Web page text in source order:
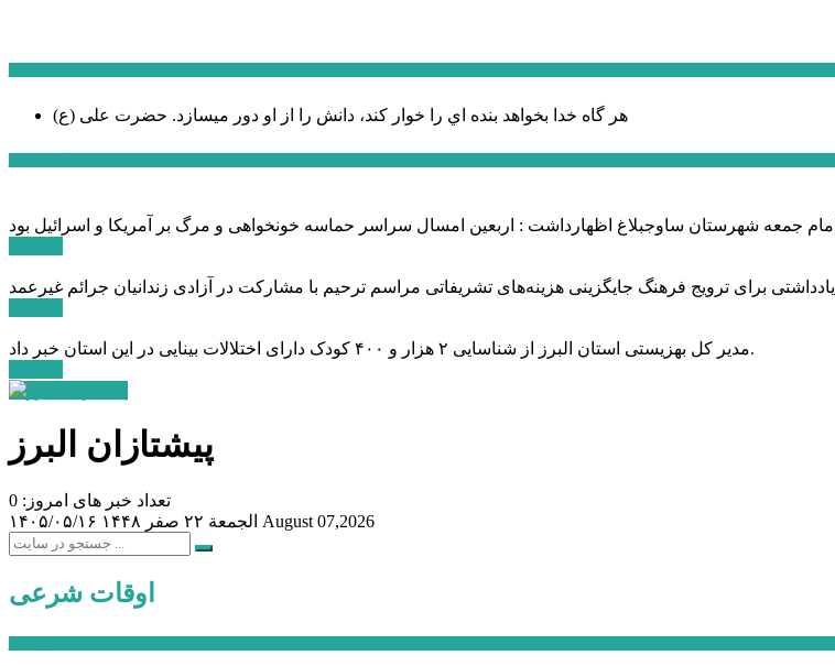
هر گاه خدا بخواهد بنده اي را خوار كند، دانش را از او دور میسازد. حضرت علی (ع)
یادداشتی برای ترویج فرهنگ جایگزینی هزینه‌های تشریفاتی مراسم ترحیم با مشارکت در آزادی زندانیان جرائم غیرعمد
مدیر کل بهزیستی استان البرز از شناسایی ۲ هزار و ۴۰۰ کودک دارای اختلالات بینایی در این استان خبر داد.
پیشتازان البرز
تعداد خبر های امروز: 0
۱۴۰۵/۰۵/۱۶
الجمعة ۲۲ صفر ۱۴۴۸ August 07,2026
اوقات شرعی